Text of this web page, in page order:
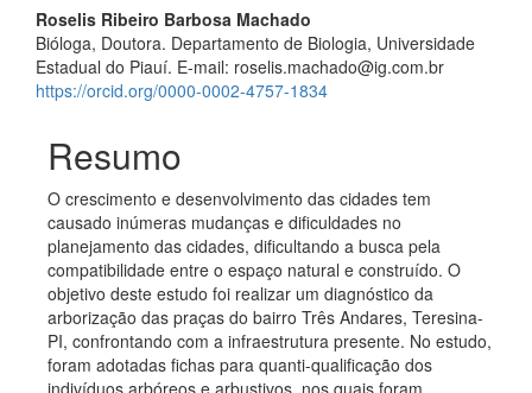
Roselis Ribeiro Barbosa Machado
Bióloga, Doutora. Departamento de Biologia, Universidade
Estadual do Piauí. E-mail: roselis.machado@ig.com.br
https://orcid.org/0000-0002-4757-1834
Resumo
O crescimento e desenvolvimento das cidades tem
causado inúmeras mudanças e dificuldades no
planejamento das cidades, dificultando a busca pela
compatibilidade entre o espaço natural e construído. O
objetivo deste estudo foi realizar um diagnóstico da
arborização das praças do bairro Três Andares, Teresina-
PI, confrontando com a infraestrutura presente. No estudo,
foram adotadas fichas para quanti-qualificação dos
indivíduos arbóreos e arbustivos, nos quais foram